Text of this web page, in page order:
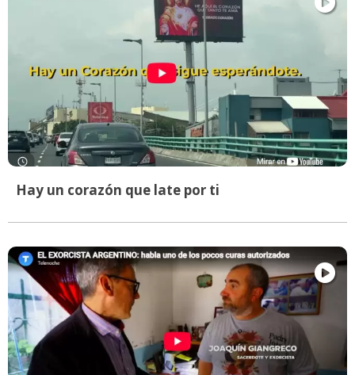
Hay un corazón que late por ti